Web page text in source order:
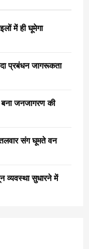
में ही घूमेगा
प्रबंधन जागरूकता
बना जनजागरण की
संग घूमते वन
व्यवस्था सुधारने में